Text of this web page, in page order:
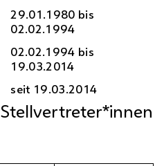
29.01.1980 bis
02.02.1994
02.02.1994 bis
19.03.2014
seit 19.03.2014